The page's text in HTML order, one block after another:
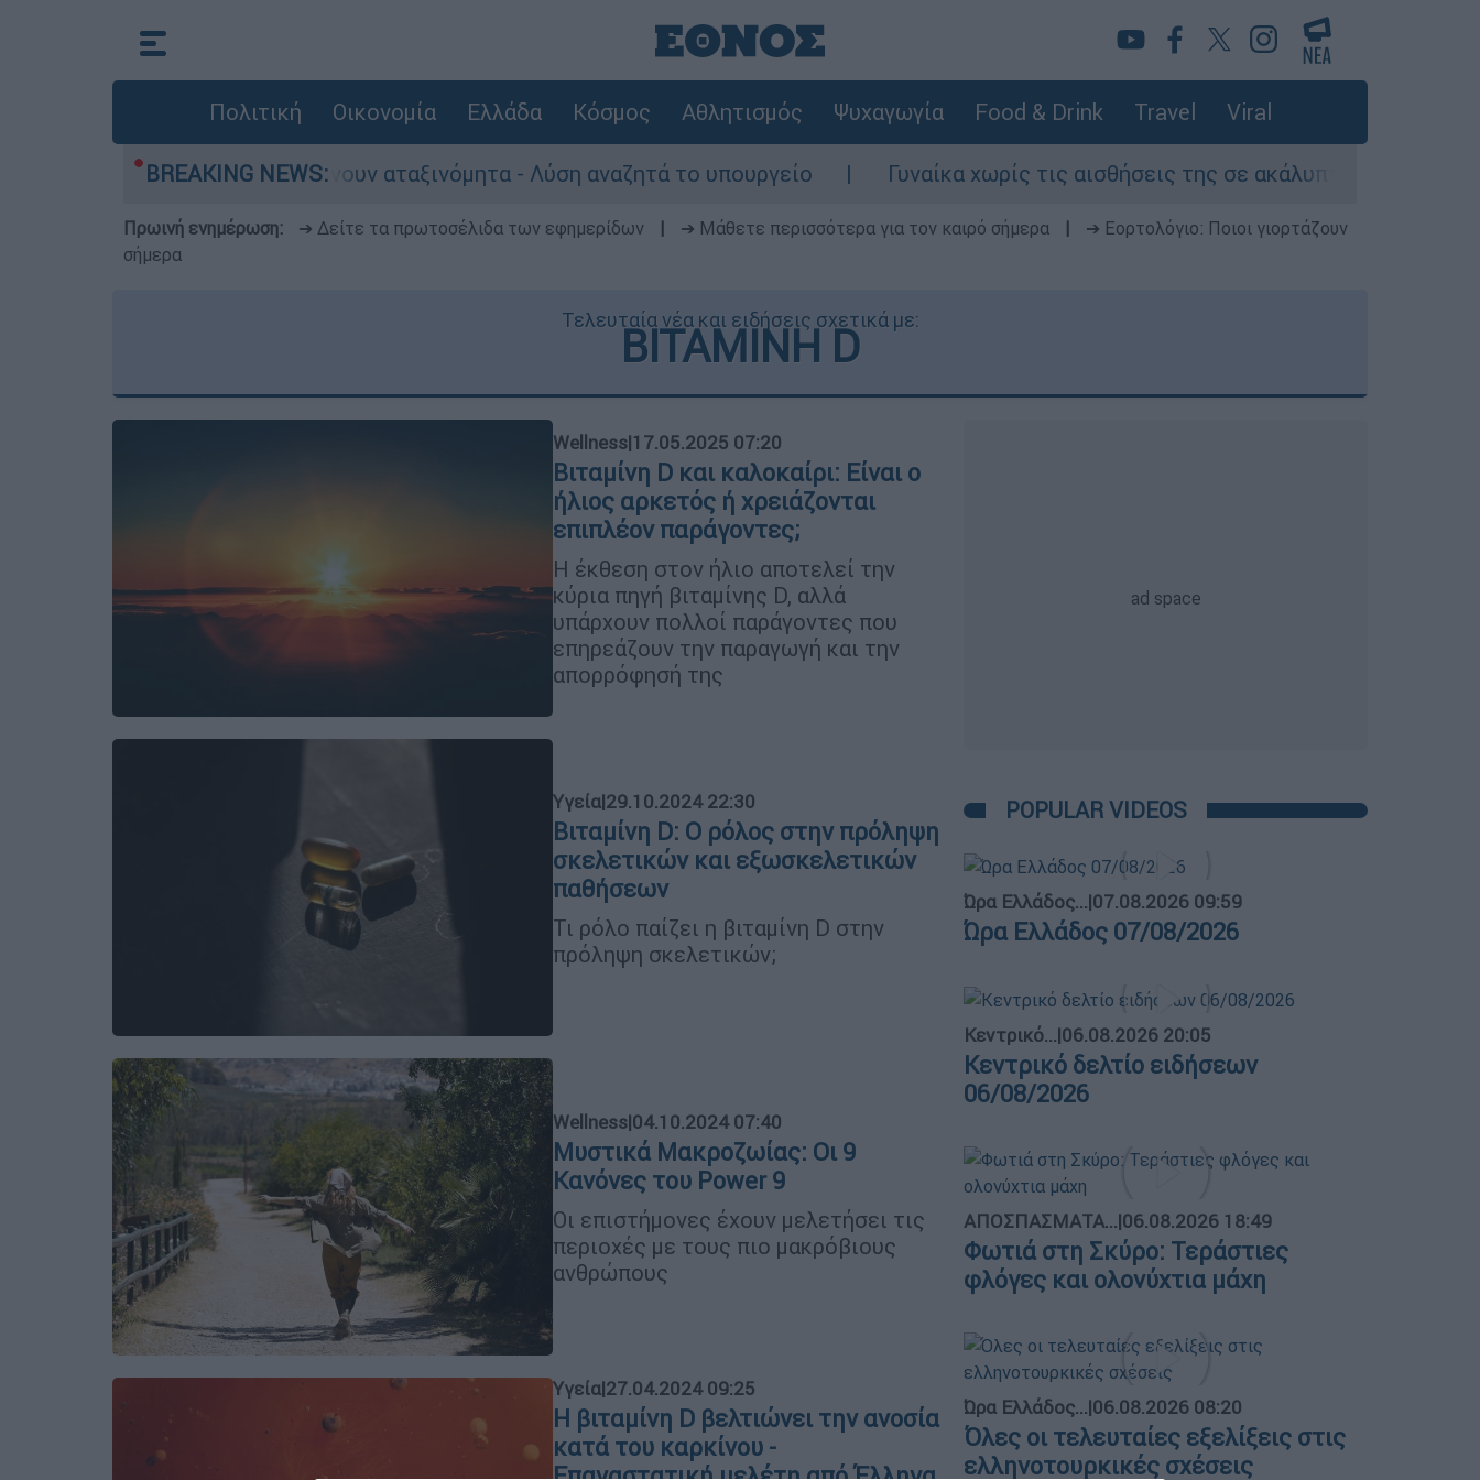
Πολιτική Οικονομία Ελλάδα Κόσμος Αθλητισμός Ψυχαγωγία Food & Drink Travel Viral
BREAKING NEWS:
παραμένουν αταξινόμητα - Λύση αναζητά το υπουργείο Γυναίκα χωρίς τις αισθήσεις της σε ακάλυπτο πολυκατοικίας στη
Πρωινή ενημέρωση: ➔ Δείτε τα πρωτοσέλιδα των εφημερίδων ➔ Μάθετε περισσότερα για τον καιρό σήμερα
➔ Εορτολόγιο: Ποιοι γιορτάζουν
σήμερα
Τελευταία νέα και ειδήσεις σχετικά με:
ΒΙΤΑΜΙΝΗ D
Wellness|17.05.2025 07:20
Βιταμίνη D και καλοκαίρι: Είναι ο
ήλιος αρκετός ή χρειάζονται
επιπλέον παράγοντες;
Η έκθεση στον ήλιο αποτελεί την
κύρια πηγή βιταμίνης D, αλλά
υπάρχουν πολλοί παράγοντες που
επηρεάζουν την παραγωγή και την
απορρόφησή της
Υγεία|29.10.2024 22:30
Βιταμίνη D: Ο ρόλος στην πρόληψη
σκελετικών και εξωσκελετικών
παθήσεων
Τι ρόλο παίζει η βιταμίνη D στην
πρόληψη σκελετικών;
Wellness|04.10.2024 07:40
Μυστικά Μακροζωίας: Οι 9
Κανόνες του Power 9
Οι επιστήμονες έχουν μελετήσει τις
περιοχές με τους πιο μακρόβιους
ανθρώπους
Υγεία|27.04.2024 09:25
Η βιταμίνη D βελτιώνει την ανοσία
κατά του καρκίνου -
POPULAR VIDEOS
Ώρα Ελλάδος...|07.08.2026 09:59
Ώρα Ελλάδος 07/08/2026
Κεντρικό...|06.08.2026 20:05
Κεντρικό δελτίο ειδήσεων
06/08/2026
ΑΠΟΣΠΑΣΜΑΤΑ...|06.08.2026 18:49
Φωτιά στη Σκύρο: Τεράστιες
φλόγες και ολονύχτια μάχη
Ώρα Ελλάδος...|06.08.2026 08:20
Όλες οι τελευταίες εξελίξεις στις
ελληνοτουρκικές σχέσεις